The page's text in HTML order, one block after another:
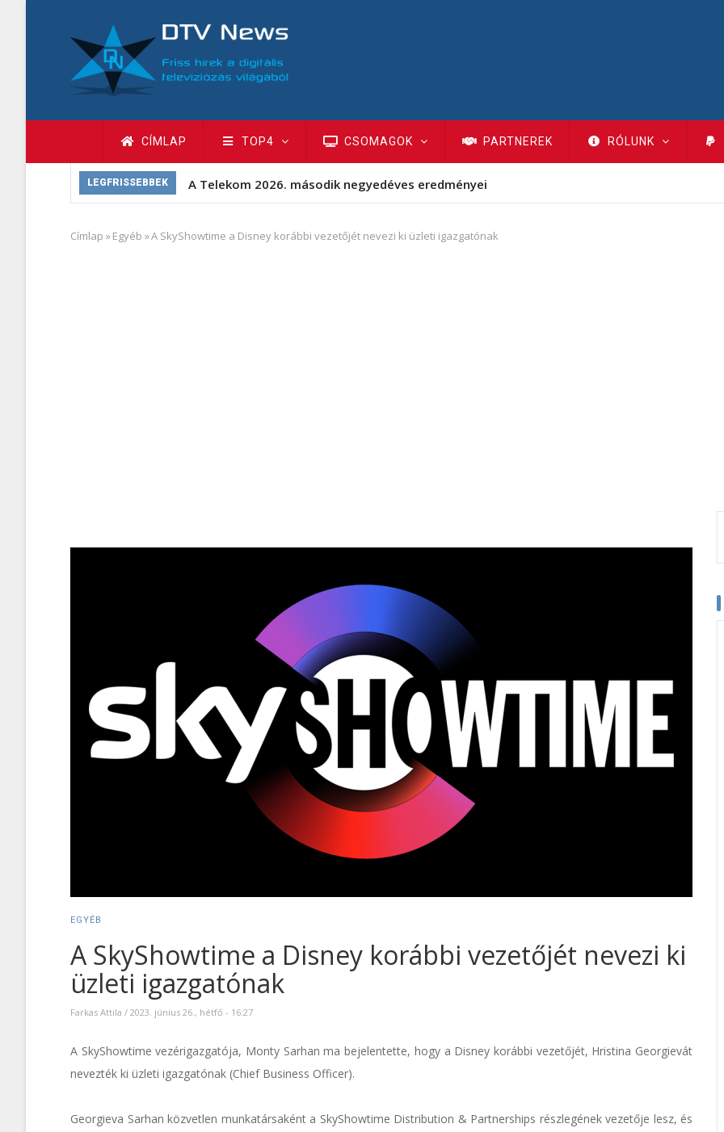
tartalomra
Fő
navigáció
CÍMLAP TOP4 CSOMAGOK PARTNEREK RÓLUNK
LEGFRISSEBBEK A Telekom 2026. második negyedéves eredményei
Morzsa
Címlap »Egyéb »A SkyShowtime a Disney korábbi vezetőjét nevezi ki üzleti igazgatónak
EGYÉB
A SkyShowtime a Disney korábbi vezetőjét nevezi ki
üzleti igazgatónak
Farkas Attila / 2023. június 26., hétfő - 16:27
A SkyShowtime vezérigazgatója, Monty Sarhan ma bejelentette, hogy a Disney korábbi vezetőjét, Hristina Georgievát
nevezték ki üzleti igazgatónak (Chief Business Officer).
Georgieva Sarhan közvetlen munkatársaként a SkyShowtime Distribution & Partnerships részlegének vezetője lesz, és